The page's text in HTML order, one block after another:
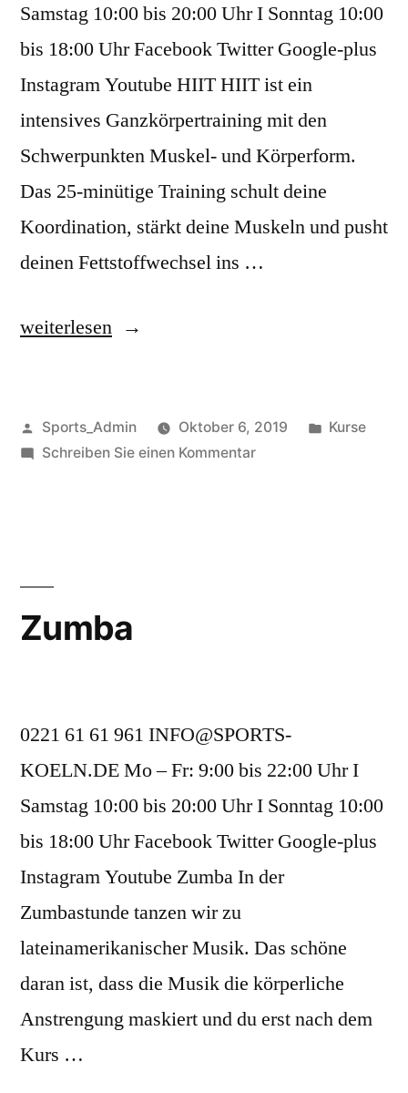
Samstag 10:00 bis 20:00 Uhr I Sonntag 10:00
bis 18:00 Uhr Facebook Twitter Google-plus
Instagram Youtube HIIT HIIT ist ein
intensives Ganzkörpertraining mit den
Schwerpunkten Muskel- und Körperform.
Das 25-minütige Training schult deine
Koordination, stärkt deine Muskeln und pusht
deinen Fettstoffwechsel ins …
weiterlesen
Sports_Admin Oktober 6, 2019
Kurse
Schreiben Sie einen Kommentar
Zumba
0221 61 61 961 INFO@SPORTS-
KOELN.DE Mo – Fr: 9:00 bis 22:00 Uhr I
Samstag 10:00 bis 20:00 Uhr I Sonntag 10:00
bis 18:00 Uhr Facebook Twitter Google-plus
Instagram Youtube Zumba In der
Zumbastunde tanzen wir zu
lateinamerikanischer Musik. Das schöne
daran ist, dass die Musik die körperliche
Anstrengung maskiert und du erst nach dem
Kurs …